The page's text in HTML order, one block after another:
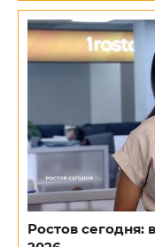
Ростов сегодня: